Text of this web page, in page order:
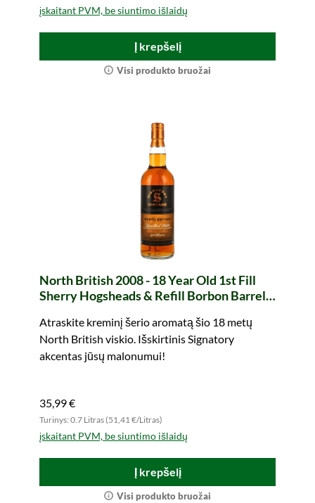
įskaitant PVM, be siuntimo išlaidų
Į krepšelį
Visi produkto bruožai
North British 2008 - 18 Year Old 1st Fill
Sherry Hogsheads & Refill Borbon Barrels
Atraskite kreminį šerio aromatą šio 18 metų
North British viskio. Išskirtinis Signatory
akcentas jūsų malonumui!
35,99 €
Turinys: 0.7 Litras (51,41 €/Litras)
įskaitant PVM, be siuntimo išlaidų
Į krepšelį
Visi produkto bruožai